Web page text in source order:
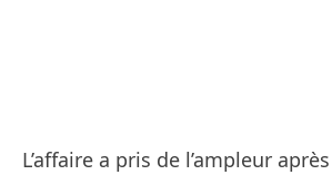
L’affaire a pris de l’ampleur